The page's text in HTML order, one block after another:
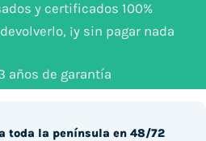
y certificados 100%
¡y sin pagar nada
años de garantía
toda la península en 48/72